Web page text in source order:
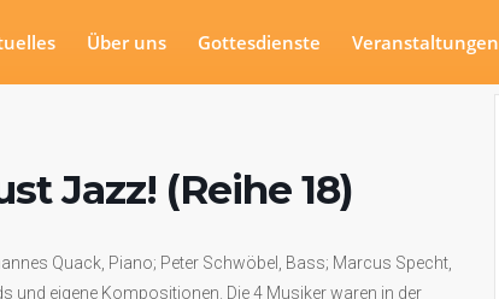
Über uns Gottesdienste Veranstaltungen
Jazz! (Reihe 18)
Quack, Piano; Peter Schwöbel, Bass; Marcus Specht,
eigene Kompositionen. Die 4 Musiker waren in der